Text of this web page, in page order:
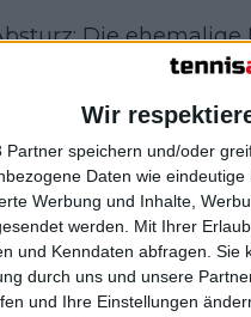
Wir
Partner speichern und/oder
Daten wie
Werbung und Inhalte,
werden. Mit Ihrer
und Kenndaten abfragen.
durch uns und unsere
und Ihre Einstellungen
Die
Position drei
dass sie vor
Australian Open
war die
zurückkehren. Dank
Triumph